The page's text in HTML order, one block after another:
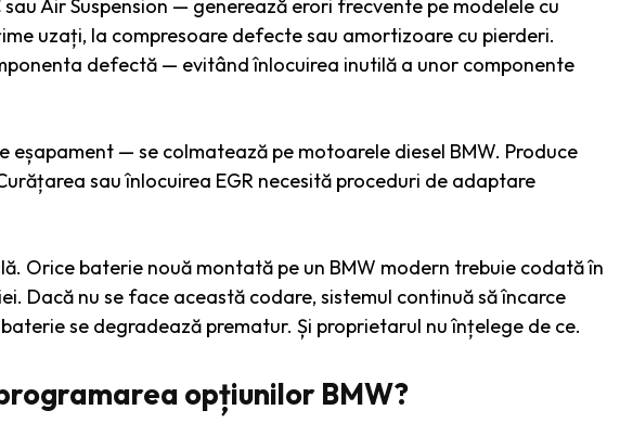
Air Suspension — generează erori frecvente pe modelele cu
uzați, la compresoare defecte sau amortizoare cu pierderi.
defectă — evitând înlocuirea inutilă a unor componente
eșapament — se colmatează pe motoarele diesel BMW. Produce
sau înlocuirea EGR necesită proceduri de adaptare
Orice baterie nouă montată pe un BMW modern trebuie codată în
Dacă nu se face această codare, sistemul continuă să încarce
se degradează prematur. Și proprietarul nu înțelege de ce.
opțiunilor BMW?